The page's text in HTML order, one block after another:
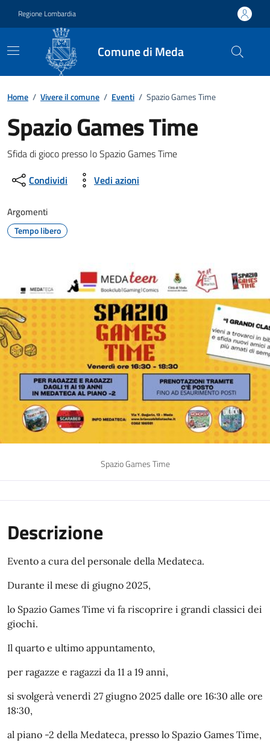
Regione Lombardia
Comune di Meda
Home / Vivere il comune / Eventi / Spazio Games Time
Spazio Games Time
Dettagli della notizia
Sfida di gioco presso lo Spazio Games Time
Condividi
Vedi azioni
Argomenti
Tempo libero
Spazio Games Time
Descrizione
Evento a cura del personale della Medateca.
Durante il mese di giugno 2025,
lo Spazio Games Time vi fa riscoprire i grandi classici dei
giochi.
Il quarto e ultimo appuntamento,
per ragazze e ragazzi da 11 a 19 anni,
si svolgerà venerdì 27 giugno 2025 dalle ore 16:30 alle ore
18:30,
al piano -2 della Medateca, presso lo Spazio Games Time,